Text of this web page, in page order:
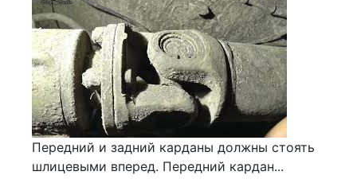
Передний и задний карданы должны стоять
шлицевыми вперед. Передний кардан...